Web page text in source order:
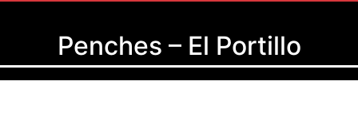
Penches – El Portillo